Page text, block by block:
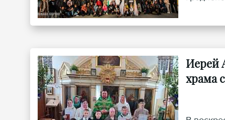
Иерей
храма